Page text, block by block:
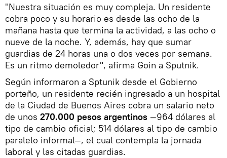
"Nuestra situación es muy compleja. Un residente
cobra poco y su horario es desde las ocho de la
mañana hasta que termina la actividad, a las ocho o
nueve de la noche. Y, además, hay que sumar
guardias de 24 horas una o dos veces por semana.
Es un ritmo demoledor", afirma Goin a Sputnik.
Según informaron a Sptunik desde el Gobierno
porteño, un residente recién ingresado a un hospital
de la Ciudad de Buenos Aires cobra un salario neto
de unos 270.000 pesos argentinos —964 dólares al
tipo de cambio oficial; 514 dólares al tipo de cambio
paralelo informal—, el cual contempla la jornada
laboral y las citadas guardias.